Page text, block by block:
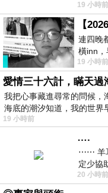
復...，
19 小時前
連四晚
橫inn，
看到工
19 小時前
愛情三十六計，瞞天過
我把心事藏進尋常的問候，
海底的潮汐知道，我的世界
19 小時前
….
⋯⋯ 羊
定少協
不是我
20 小時前